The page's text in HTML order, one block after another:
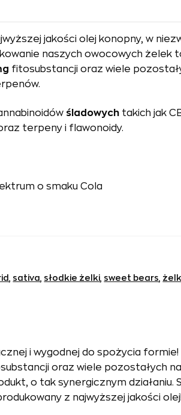
jakości olej konopny, w
naszych owocowych żelek
fitosubstancji oraz wiele
śladowych takich jak
oraz terpeny i flawonoidy.
o smaku Cola
sativa słodkie żelki sweet bears
i wygodnej do spożycia
oraz wiele pozostałych
o tak synergicznym działaniu.
z najwyższej jakości